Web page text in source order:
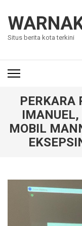
konten
(Tekan
Situs berita kota terkini
PERKARA
IMANUEL,
MOBIL